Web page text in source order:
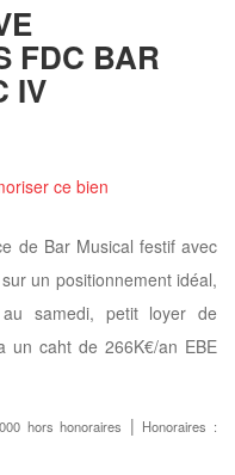
FDC BAR
IV
ce bien
de Bar Musical festif avec
un positionnement idéal,
samedi, petit loyer de
un caht de 266K€/an EBE
hors honoraires | Honoraires :